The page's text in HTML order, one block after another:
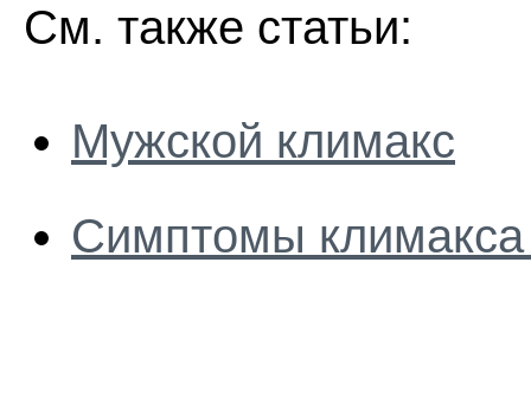
См. также статьи:
Мужской климакс
Симптомы